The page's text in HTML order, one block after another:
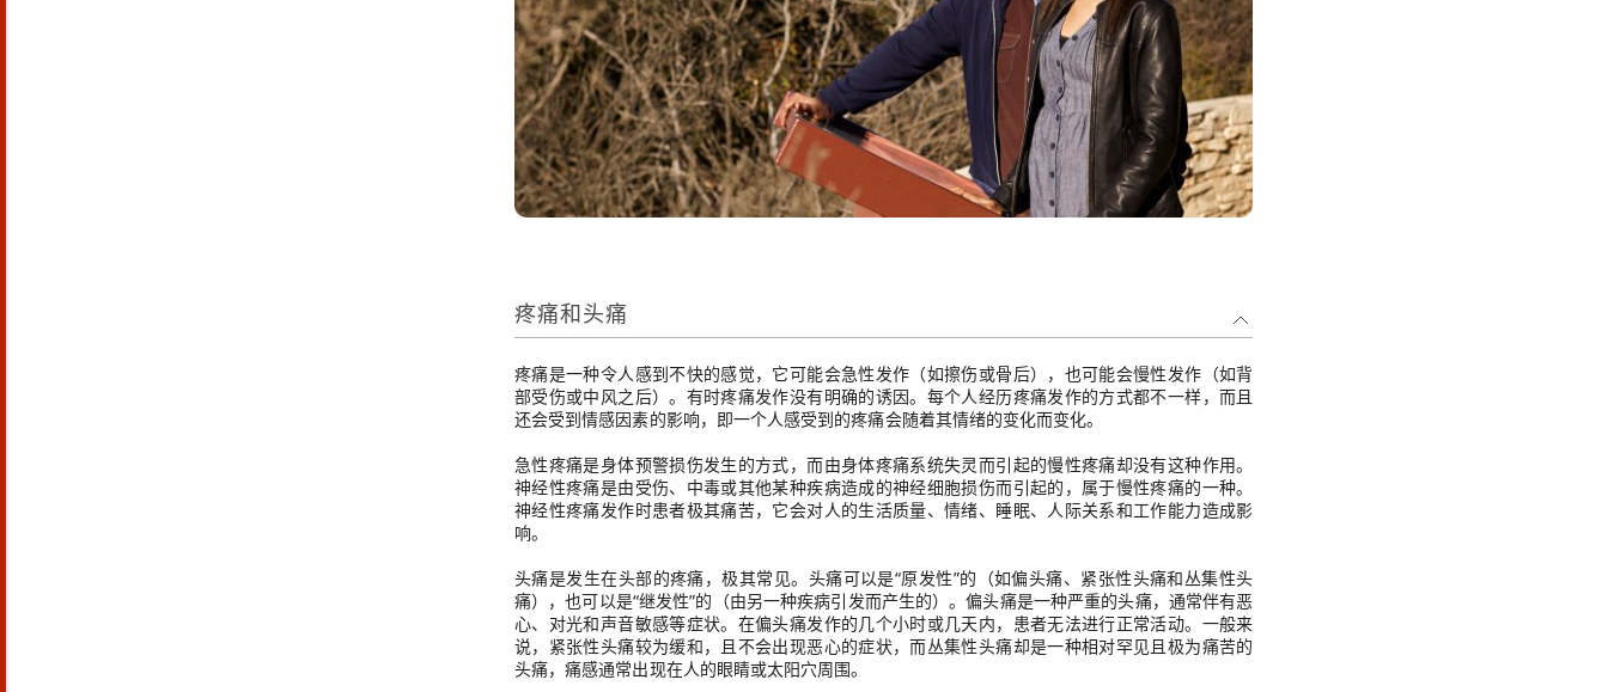
疼痛和头痛
疼痛是一种令人感到不快的感觉，它可能会急性发作（如擦伤或骨后），也可能会慢性发作（如背
部受伤或中风之后）。有时疼痛发作没有明确的诱因。每个人经历疼痛发作的方式都不一样，而且
还会受到情感因素的影响，即一个人感受到的疼痛会随着其情绪的变化而变化。
急性疼痛是身体预警损伤发生的方式，而由身体疼痛系统失灵而引起的慢性疼痛却没有这种作用。
神经性疼痛是由受伤、中毒或其他某种疾病造成的神经细胞损伤而引起的，属于慢性疼痛的一种。
神经性疼痛发作时患者极其痛苦，它会对人的生活质量、情绪、睡眠、人际关系和工作能力造成影
响。
头痛是发生在头部的疼痛，极其常见。头痛可以是“原发性”的（如偏头痛、紧张性头痛和丛集性头
痛），也可以是“继发性”的（由另一种疾病引发而产生的）。偏头痛是一种严重的头痛，通常伴有恶
心、对光和声音敏感等症状。在偏头痛发作的几个小时或几天内，患者无法进行正常活动。一般来
说，紧张性头痛较为缓和，且不会出现恶心的症状，而丛集性头痛却是一种相对罕见且极为痛苦的
头痛，痛感通常出现在人的眼睛或太阳穴周围。